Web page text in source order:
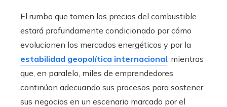
El rumbo que tomen los precios del combustible
estará profundamente condicionado por cómo
evolucionen los mercados energéticos y por la
estabilidad geopolítica internacional , mientras
que, en paralelo, miles de emprendedores
continúan adecuando sus procesos para sostener
sus negocios en un escenario marcado por el